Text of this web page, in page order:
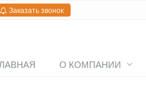
Заказать звонок
О КОМПАНИИ